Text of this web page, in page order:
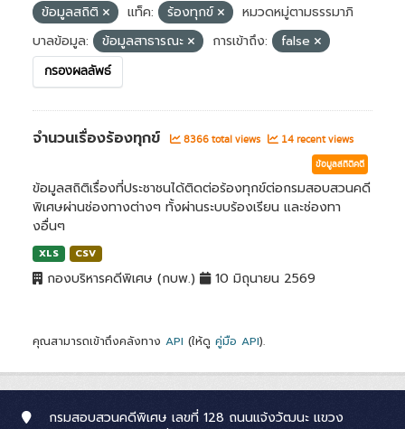
ข้อมูลสถิติ
แท็ค: ร้องทุกข์
หมวดหมู่ตามธรรมาภิ
บาลข้อมูล:
ข้อมูลสาธารณะ การเข้าถึง: false
กรองผลลัพธ์
จำนวนเรื่องร้องทุกข์ 8366 total views 14 recent views
ข้อมูลสถิติคดี
ข้อมูลสถิติเรื่องที่ประชาชนได้ติดต่อร้องทุกข์ต่อกรมสอบสวนคดี
พิเศษผ่านช่องทางต่างๆ ทั้งผ่านระบบร้องเรียน และช่องทา
งอื่นๆ
XLS CSV
กองบริหารคดีพิเศษ (กบพ.) 10 มิถุนายน 2569
คุณสามารถเข้าถึงคลังทาง API (ให้ดู คู่มือ API).
กรมสอบสวนคดีพิเศษ เลขที่ 128 ถนนแจ้งวัฒนะ แขวง